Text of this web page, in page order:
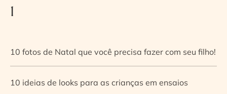
1
10 fotos de Natal que você precisa fazer com seu filho!
10 ideias de looks para as crianças em ensaios